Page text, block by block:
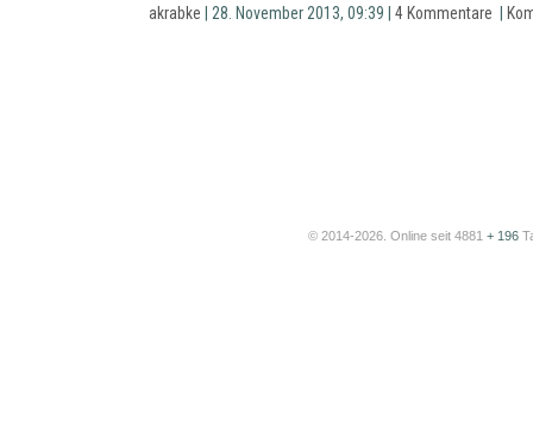
akrabke | 28. November 2013, 09:39 | 4 Kommentare
© 2014-2026. Online seit 4881 + 196